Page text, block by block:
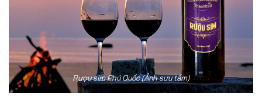
Rượu sim Phú Quốc (Ảnh sưu tầm)